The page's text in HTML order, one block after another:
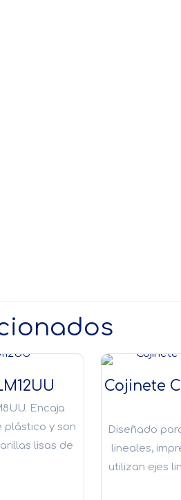
Encaja
y son
lisas de
Cojinete
Diseñado
lineales,
utilizan ejes